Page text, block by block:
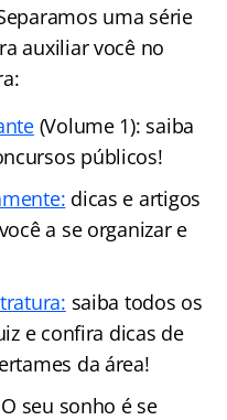
uma série
auxiliar você no
(Volume 1): saiba
públicos!
dicas e artigos
a se organizar e
saiba todos os
e confira dicas de
da área!
O seu sonho é se